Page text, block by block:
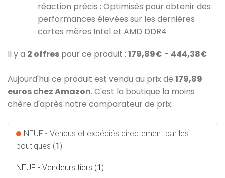
réaction précis : Optimisés pour obtenir des
performances élevées sur les dernières
cartes mères Intel et AMD DDR4
Il y a 2 offres pour ce produit : 179,89€ - 444,38€
Aujourd'hui ce produit est vendu au prix de 179,89
euros chez Amazon. C'est la boutique la moins
chère d'après notre comparateur de prix.
NEUF - Vendus et expédiés directement par les
boutiques (1)
NEUF - Vendeurs tiers (1)